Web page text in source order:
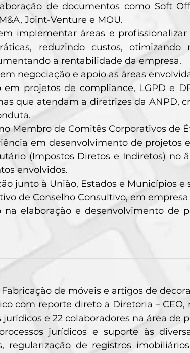
de documentos como Soft
Joint-Venture e MOU.
implementar áreas e
reduzindo custos, otimizando
a rentabilidade da empresa.
negociação e apoio as áreas
em projetos de compliance, LGPD e
que atendam a diretrizes da ANPD,
Membro de Comitês Corporativos de
em desenvolvimento de projetos
(Impostos Diretos e Indiretos) no
envolvidos.
junto à União, Estados e Municípios
de Conselho Consultivo, em
na elaboração e desenvolvimento de
de móveis e artigos de
com reporte direto a Diretoria –
e 22 colaboradores na área de
jurídicos e suporte às
regularização de registros